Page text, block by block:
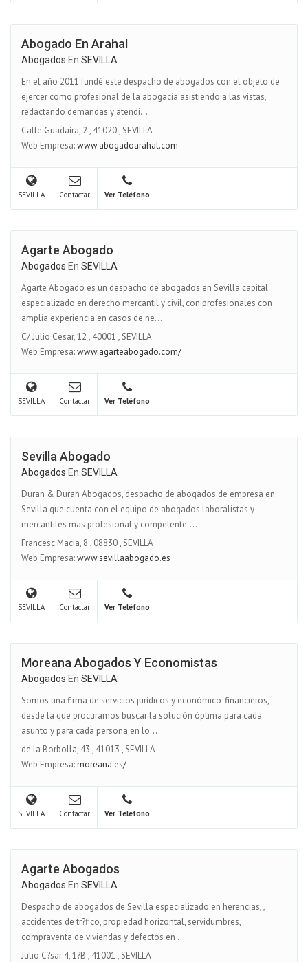
Abogado En Arahal
Abogados En SEVILLA
En el año 2011 fundé este despacho de abogados con el objeto de
ejercer como profesional de la abogacía asistiendo a las vistas,
redactando demandas y atendi...
Calle Guadaíra, 2 , 41020,SEVILLA
Web Empresa:www.abogadoarahal.com
SEVILLA Contactar Ver Teléfono
Agarte Abogado
Abogados En SEVILLA
Agarte Abogado es un despacho de abogados en Sevilla capital
especializado en derecho mercantil y civil, con profesionales con
amplia experiencia en casos de ne...
C/ Julio Cesar, 12 , 40001 ,SEVILLA
Web Empresa:www.agarteabogado.com/
SEVILLA Contactar Ver Teléfono
Sevilla Abogado
Abogados En SEVILLA
Duran & Duran Abogados, despacho de abogados de empresa en
Sevilla que cuenta con el equipo de abogados laboralistas y
mercantiles mas profesional y competente....
Francesc Macia, 8 , 08830,SEVILLA
Web Empresa:www.sevillaabogado.es
SEVILLA Contactar Ver Teléfono
Moreana Abogados Y Economistas
Abogados En SEVILLA
Somos una firma de servicios jurídicos y económico-financieros,
desde la que procuramos buscar la solución óptima para cada
asunto y para cada persona en lo...
de la Borbolla, 43 , 41013 ,SEVILLA
Web Empresa:moreana.es/
SEVILLA Contactar Ver Teléfono
Agarte Abogados
Abogados En SEVILLA
Despacho de abogados de Sevilla especializado en herencias, ,
accidentes de tr?fico, propiedad horizontal, servidumbres,
compraventa de viviendas y defectos en ...
Julio C?sar 4, 1?B , 41001 ,SEVILLA